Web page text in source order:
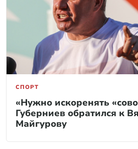
СПОРТ
«Нужно искоренять
Губерниев обратился к
Майгурову